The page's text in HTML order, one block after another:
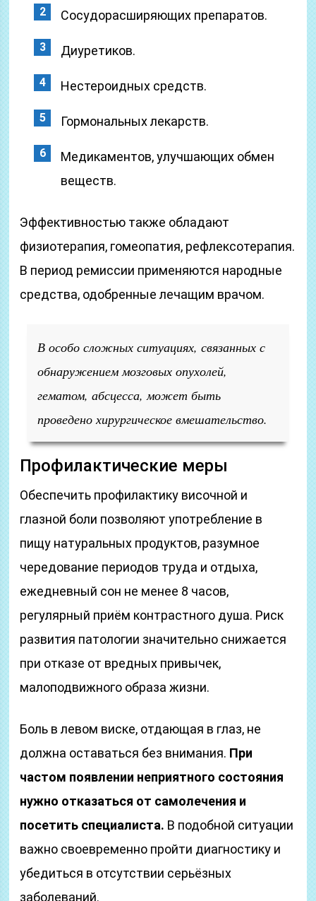
Сосудорасширяющих препаратов.
Диуретиков.
Нестероидных средств.
Гормональных лекарств.
Медикаментов, улучшающих обмен
веществ.
Эффективностью также обладают
физиотерапия, гомеопатия, рефлексотерапия.
В период ремиссии применяются народные
средства, одобренные лечащим врачом.
В особо сложных ситуациях, связанных с
обнаружением мозговых опухолей,
гематом, абсцесса, может быть
проведено хирургическое вмешательство.
Профилактические меры
Обеспечить профилактику височной и
глазной боли позволяют употребление в
пищу натуральных продуктов, разумное
чередование периодов труда и отдыха,
ежедневный сон не менее 8 часов,
регулярный приём контрастного душа. Риск
развития патологии значительно снижается
при отказе от вредных привычек,
малоподвижного образа жизни.
Боль в левом виске, отдающая в глаз, не
должна оставаться без внимания. При
частом появлении неприятного состояния
нужно отказаться от самолечения и
посетить специалиста. В подобной ситуации
важно своевременно пройти диагностику и
убедиться в отсутствии серьёзных
заболеваний.